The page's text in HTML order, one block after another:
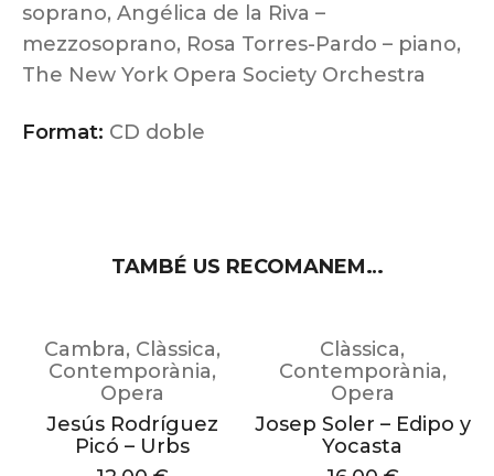
soprano, Angélica de la Riva –
mezzosoprano, Rosa Torres-Pardo – piano,
The New York Opera Society Orchestra
Format: CD doble
TAMBÉ US RECOMANEM…
Cambra, Clàssica,
Contemporània,
Opera
Jesús Rodríguez
Picó – Urbs
Clàssica,
Contemporània,
Opera
Josep Soler – Edipo y
Yocasta